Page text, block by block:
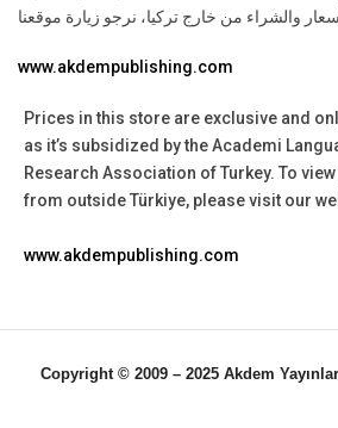
والشراء من خارج تركيا، نرجو زيارة موقعنا
www.akdempublishing.com
Prices in this store are exclusive and
as it’s subsidized by the Academi
Research Association of Turkey. To
from outside Türkiye, please visit our
www.akdempublishing.com
Copyright © 2009 – 2025 Akdem